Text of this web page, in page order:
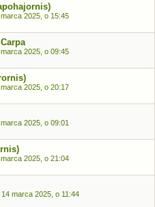
2025, o 15:45
2025, o 09:45
marca 2025, o 20:17
2025, o 09:01
marca 2025, o 21:04
14 marca 2025, o 11:44